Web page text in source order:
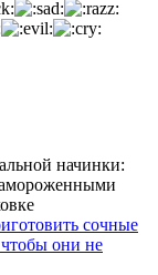
сочные
они не